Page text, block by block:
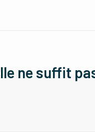
ne suffit